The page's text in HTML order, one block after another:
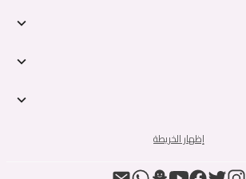
إظهار الخريطة